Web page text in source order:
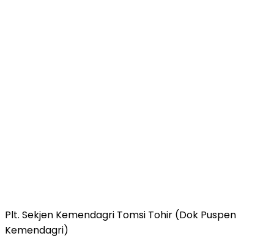
Plt. Sekjen Kemendagri Tomsi Tohir (Dok Puspen
Kemendagri)